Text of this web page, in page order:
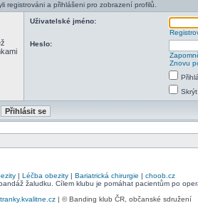
registrováni a přihlášeni pro zobrazení profilů.
Uživatelské jméno:
Heslo:
Znovu
| Léčba obezity| Bariatrická chirurgie | choob.cz
žaludku. Cílem klubu je pomáhat pacientům po
| © Banding klub ČR, občanské sdružení